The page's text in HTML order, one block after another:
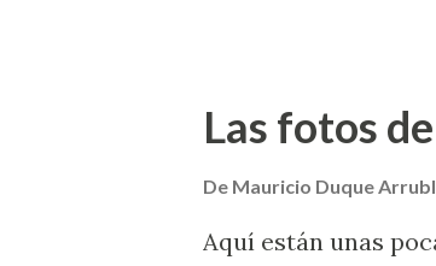
Las fotos
De Mauricio Duque
Aquí están unas